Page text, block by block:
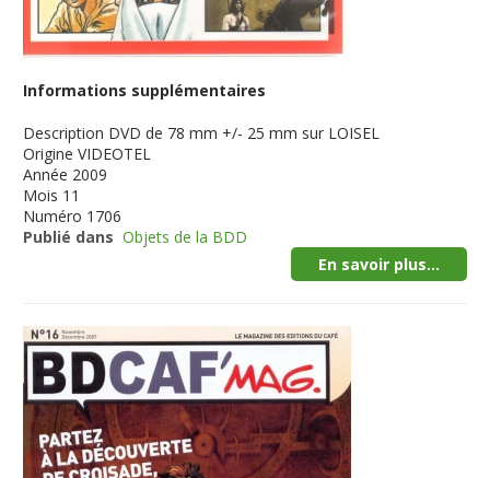
Informations supplémentaires
Description DVD de 78 mm +/- 25 mm sur LOISEL
Origine VIDEOTEL
Année 2009
Mois 11
Numéro 1706
Publié dans Objets de la BDD
En savoir plus...